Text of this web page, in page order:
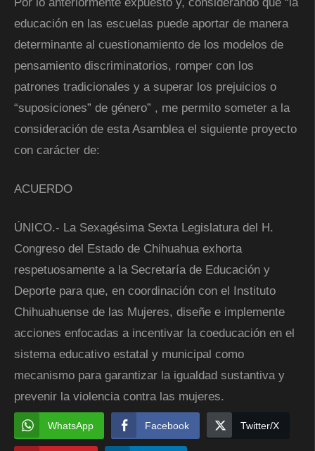
Por lo anteriormente expuesto y, considerando que “la
educación en las escuelas puede aportar de manera
determinante al cuestionamiento de los modelos de
pensamiento discriminatorios, romper con los
patrones tradicionales y a superar los prejuicios o
“suposiciones” de género” , me permito someter a la
consideración de esta Asamblea el siguiente proyecto
con carácter de:
ACUERDO
ÚNICO.- La Sexagésima Sexta Legislatura del H.
Congreso del Estado de Chihuahua exhorta
respetuosamente a la Secretaría de Educación y
Deporte para que, en coordinación con el Instituto
Chihuahuense de las Mujeres, diseñe e implemente
acciones enfocadas a incentivar la coeducación en el
sistema educativo estatal y municipal como
mecanismo para garantizar la igualdad sustantiva y
prevenir la violencia contra las mujeres.
WhatsApp Facebook Twitter/X